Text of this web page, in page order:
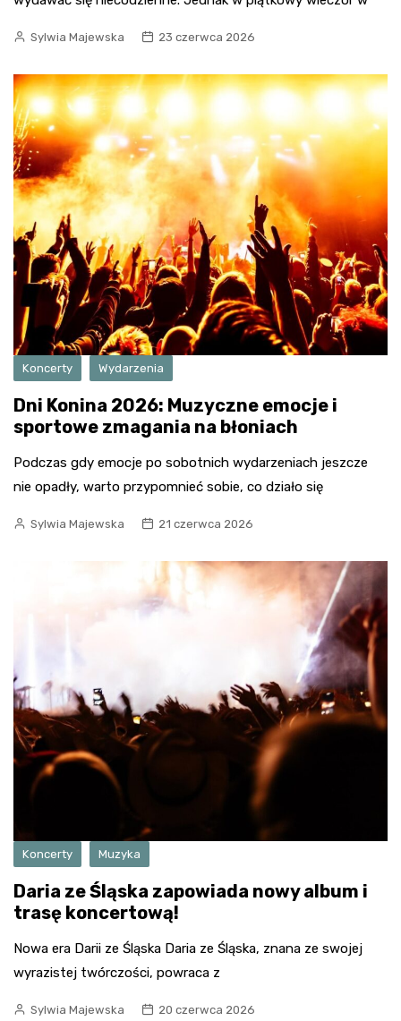
Sylwia Majewska 23 czerwca 2026
Koncerty Wydarzenia
Dni Konina 2026: Muzyczne emocje i
sportowe zmagania na błoniach
Podczas gdy emocje po sobotnich wydarzeniach jeszcze
nie opadły, warto przypomnieć sobie, co działo się
Sylwia Majewska 21 czerwca 2026
Koncerty Muzyka
Daria ze Śląska zapowiada nowy album i
trasę koncertową!
Nowa era Darii ze Śląska Daria ze Śląska, znana ze swojej
wyrazistej twórczości, powraca z
Sylwia Majewska 20 czerwca 2026